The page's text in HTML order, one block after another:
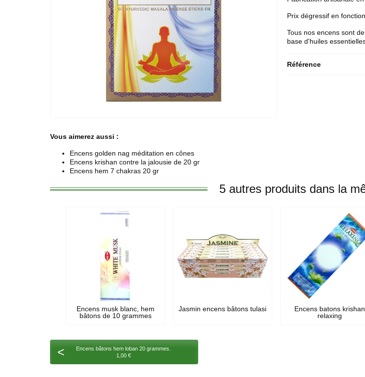
Prix dégressif en
Tous nos encens sont
base d'huiles
Référence
Vous aimerez aussi :
Encens golden nag méditation en cônes
Encens krishan contre la jalousie de 20 gr
Encens hem 7 chakras 20 gr
5 autres produits dans la
Encens musk blanc, hem
bâtons de 10 grammes
Jasmin encens bâtons tulasi
Encens batons krishan
relaxing
<
Encens bâtons hem loban 20 grammes.
1,00 €